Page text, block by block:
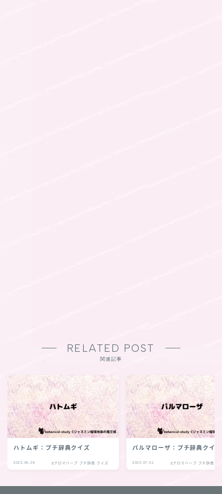
Follow Me
RELATED POST
関連記事
ハトムギ：プチ辞典クイズ
2023.06.28 □アロマハーブ プチ辞典 クイズ
パルマローザ：プチ辞典クイズ
2023.07.01 □アロマハーブ プチ辞典 ク